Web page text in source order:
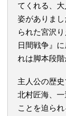
てくれる、
姿がありま
られた宮沢
日間戦争』
れは脚本段階
主人公の歴
北村匠海、
ことを迫ら